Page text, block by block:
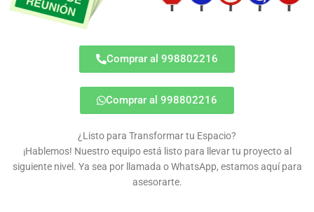
Comprar al 998802216
Comprar al 998802216
¿Listo para Transformar tu Espacio?
¡Hablemos! Nuestro equipo está listo para llevar tu proyecto al
siguiente nivel. Ya sea por llamada o WhatsApp, estamos aquí para
asesorarte.